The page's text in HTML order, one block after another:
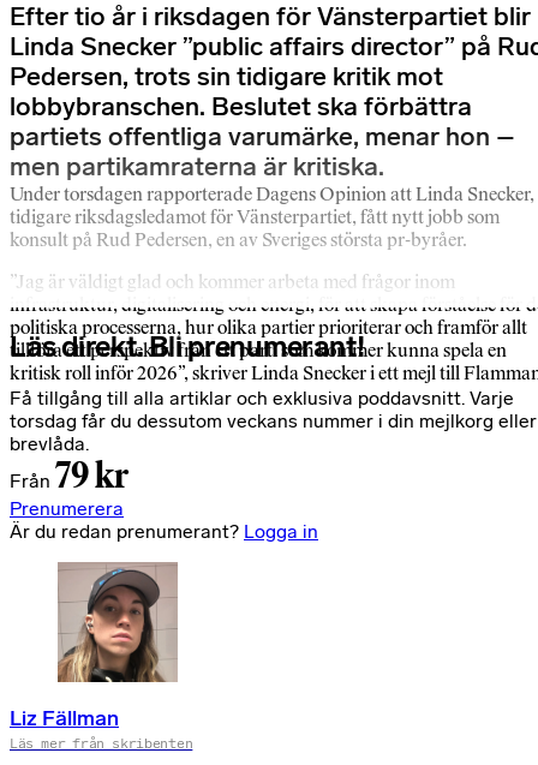
Efter tio år i riksdagen för Vänsterpartiet blir
Linda Snecker ”public affairs director” på
Pedersen, trots sin tidigare kritik mot
lobbybranschen. Beslutet ska förbättra
partiets offentliga varumärke, menar hon –
men partikamraterna är kritiska.
Under torsdagen rapporterade Dagens Opinion att Linda Snecker,
tidigare riksdagsledamot för Vänsterpartiet, fått nytt jobb som
konsult på Rud Pedersen, en av Sveriges största pr-byråer.
”Jag är väldigt glad och kommer arbeta med frågor inom
infrastruktur, digitalisering och energi, för att skapa förståelse för
politiska processerna, hur olika partier prioriterar och framför allt
tillföra ett perspektiv från ett parti som kommer kunna spela en
kritisk roll inför 2026”, skriver Linda Snecker i ett mejl till
Läs direkt. Bli prenumerant!
Få tillgång till alla artiklar och exklusiva poddavsnitt. Varje
torsdag får du dessutom veckans nummer i din mejlkorg eller
brevlåda.
Från 79 kr
Prenumerera
Är du redan prenumerant? Logga in
Liz Fällman
Läs mer från skribenten